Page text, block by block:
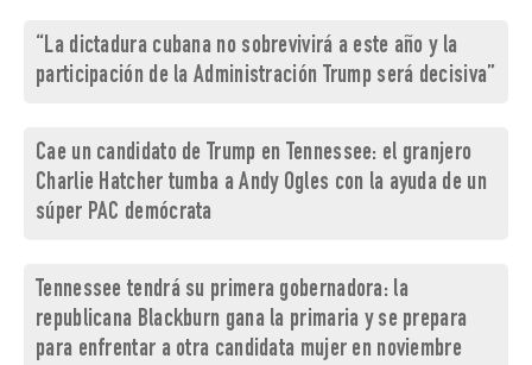
“La dictadura cubana no sobrevivirá a este año y la
participación de la Administración Trump será decisiva”
Cae un candidato de Trump en Tennessee: el granjero
Charlie Hatcher tumba a Andy Ogles con la ayuda de un
súper PAC demócrata
Tennessee tendrá su primera gobernadora: la
republicana Blackburn gana la primaria y se prepara
para enfrentar a otra candidata mujer en noviembre